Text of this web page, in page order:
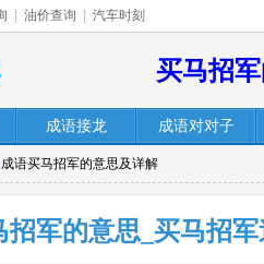
油价查询 汽车时刻
买马招
成语接龙 成语对对子
语买马招军的意思及详解
招军的意思_买马招